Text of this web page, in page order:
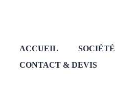
ACCUEIL SOCIÉTÉ
CONTACT & DEVIS